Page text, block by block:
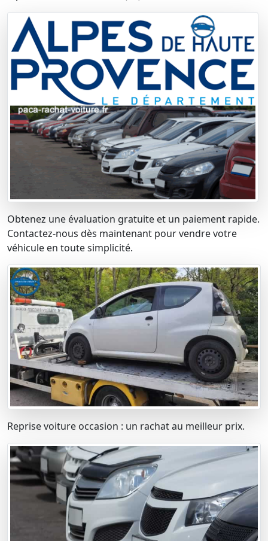
Obtenez une évaluation gratuite et un paiement rapide.
Contactez-nous dès maintenant pour vendre votre
véhicule en toute simplicité.
Reprise voiture occasion : un rachat au meilleur prix.